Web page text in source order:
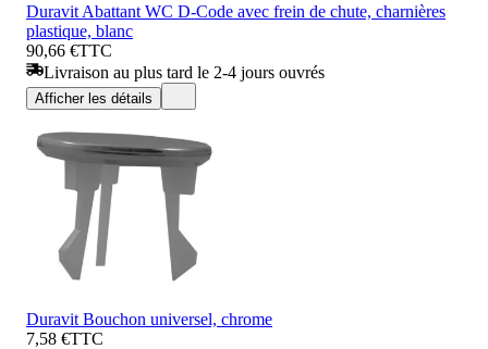
Duravit Abattant WC D-Code avec frein de chute, charnières
plastique, blanc
90,66 €TTC
Livraison au plus tard le 2-4 jours ouvrés
Afficher les détails
Duravit Bouchon universel, chrome
7,58 €TTC